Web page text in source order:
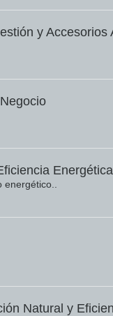
y Accesorios
Energética
Natural y